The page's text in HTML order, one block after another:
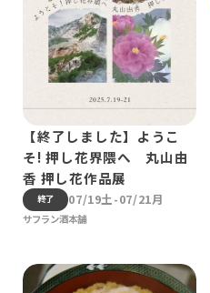
【終了しました】ようこ
そ! 押し花界隈へ 丸山由
香 押し花作品展
終了 07/19土-07/21月
サフラン酒本舗